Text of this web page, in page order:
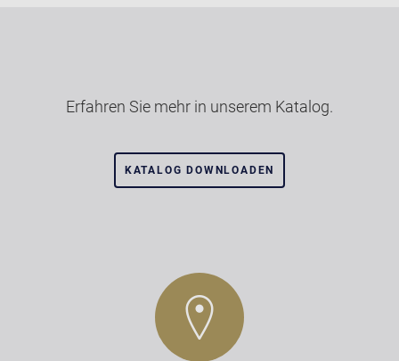
Erfahren Sie mehr in unserem Katalog.
KATALOG DOWNLOADEN